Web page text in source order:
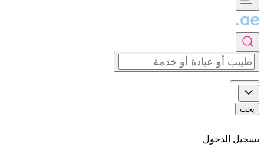
بحث
تسجيل الدخول